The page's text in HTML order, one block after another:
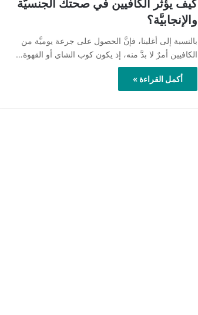
كيف يؤثِّر الكافيين في صحتك الجنسيَّة
والإنجابيَّة؟
بالنسبة إلى أغلبنا، فإنَّ الحصول على جرعة يوميَّة من
الكافيين أمرٌ لا بدَّ منه، إذ يكون كوب الشاي أو القهوة…
أكمل القراءة »